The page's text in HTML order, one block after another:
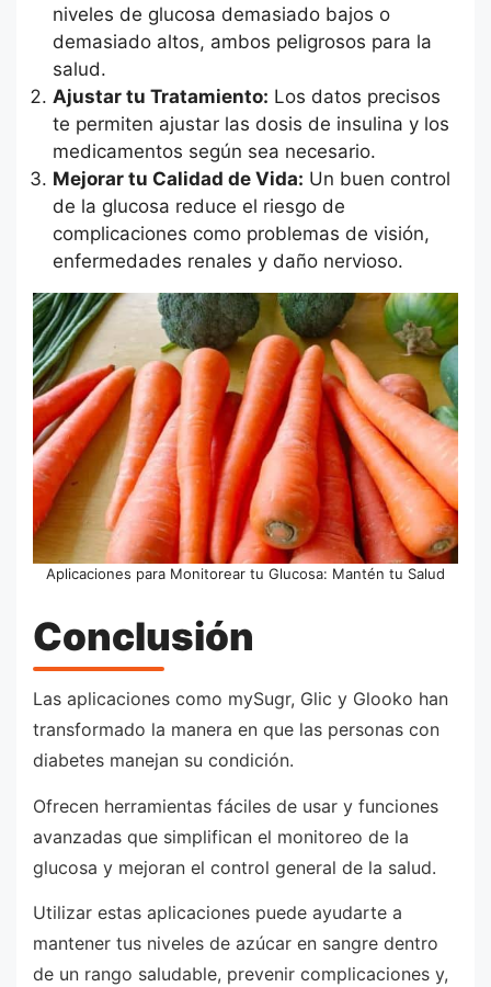
niveles de glucosa demasiado bajos o
demasiado altos, ambos peligrosos para la
salud.
Ajustar tu Tratamiento: Los datos precisos
te permiten ajustar las dosis de insulina y los
medicamentos según sea necesario.
Mejorar tu Calidad de Vida: Un buen control
de la glucosa reduce el riesgo de
complicaciones como problemas de visión,
enfermedades renales y daño nervioso.
Aplicaciones para Monitorear tu Glucosa: Mantén tu Salud
Conclusión
Las aplicaciones como mySugr, Glic y Glooko han
transformado la manera en que las personas con
diabetes manejan su condición.
Ofrecen herramientas fáciles de usar y funciones
avanzadas que simplifican el monitoreo de la
glucosa y mejoran el control general de la salud.
Utilizar estas aplicaciones puede ayudarte a
mantener tus niveles de azúcar en sangre dentro
de un rango saludable, prevenir complicaciones y,